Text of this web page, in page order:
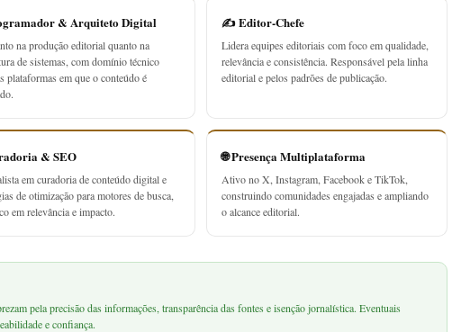
& Arquiteto Digital
na produção editorial quanto na
de sistemas, com domínio técnico
plataformas em que o conteúdo é
✍️ Editor-Chefe
Lidera equipes editoriais com foco em qualidade,
relevância e consistência. Responsável pela linha
editorial e pelos padrões de publicação.
& SEO
em curadoria de conteúdo digital e
de otimização para motores de busca,
em relevância e impacto.
🌐 Presença Multiplataforma
Ativo no X, Instagram, Facebook e TikTok,
construindo comunidades engajadas e ampliando
o alcance editorial.
pela precisão das informações, transparência das fontes e isenção jornalística. Eventuais
e confiança.